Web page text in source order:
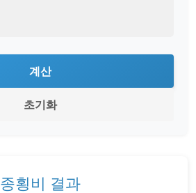
계산
초기화
종횡비 결과